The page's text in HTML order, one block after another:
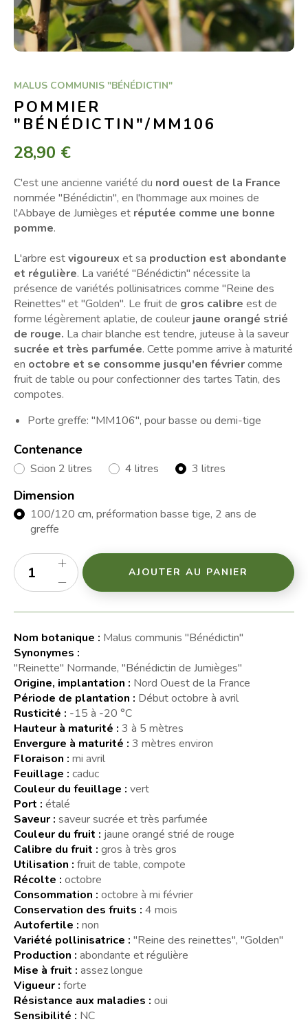
MALUS COMMUNIS "BÉNÉDICTIN"
POMMIER
"BÉNÉDICTIN"/MM106
28,90 €
C'est une ancienne variété du nord ouest de la France
nommée "Bénédictin", en l'hommage aux moines de
l'Abbaye de Jumièges et réputée comme une bonne
pomme.
L'arbre estvigoureux et sa production est abondante
et régulière. La variété "Bénédictin" nécessite la
présence de variétés pollinisatrices comme "Reine des
Reinettes" et "Golden". Le fruit de gros calibre est de
forme légèrement aplatie, de couleur jaune orangé strié
de rouge. La chair blanche est tendre, juteuse à la saveur
sucrée et très parfumée. Cette pomme arrive à maturité
en octobre et se consomme jusqu'en févriercomme
fruit de table ou pour confectionner des tartes Tatin, des
compotes.
Porte greffe: "MM106", pour basse ou demi-tige
Contenance
Scion 2 litres 4 litres 3 litres
Dimension
100/120 cm, préformation basse tige, 2 ans de
greffe
AJOUTER AU PANIER
Nom botanique : Malus communis "Bénédictin"
Synonymes :
"Reinette" Normande, "Bénédictin de Jumièges"
Origine, implantation : Nord Ouest de la France
Période de plantation : Début octobre à avril
Rusticité : -15 à -20 °C
Hauteur à maturité : 3 à 5 mètres
Envergure à maturité : 3 mètres environ
Floraison : mi avril
Feuillage : caduc
Couleur du feuillage : vert
Port : étalé
Saveur : saveur sucrée et très parfumée
Couleur du fruit : jaune orangé strié de rouge
Calibre du fruit : gros à très gros
Utilisation : fruit de table, compote
Récolte : octobre
Consommation : octobre à mi février
Conservation des fruits : 4 mois
Autofertile : non
Variété pollinisatrice : "Reine des reinettes", "Golden"
Production : abondante et régulière
Mise à fruit : assez longue
Vigueur : forte
Résistance aux maladies : oui
Sensibilité : NC